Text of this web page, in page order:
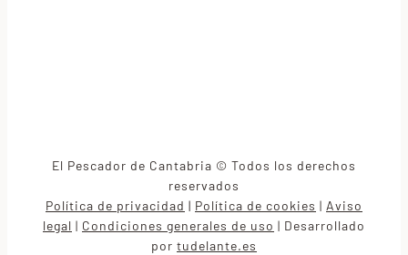
El Pescador de Cantabria © Todos los derechos
reservados
Política de privacidad | Política de cookies | Aviso
legal | Condiciones generales de uso | Desarrollado
por tudelante.es